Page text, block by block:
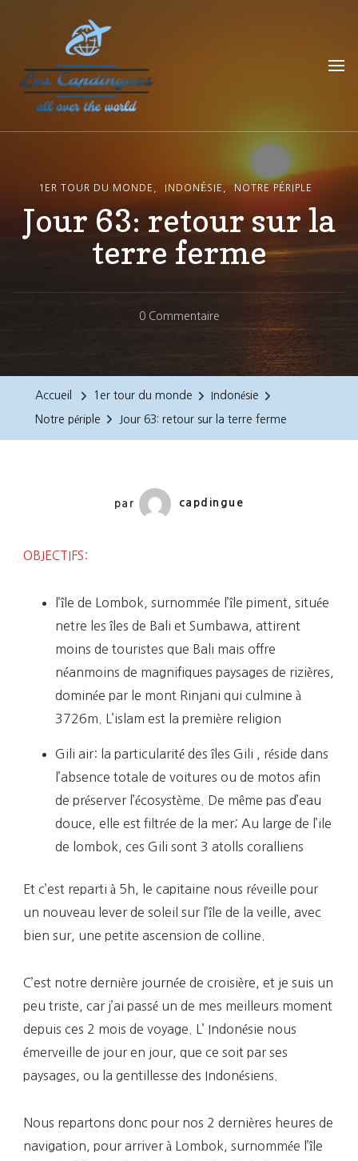
Les Capdingues
blog de voyage
1ER TOUR DU MONDE INDONÉSIE NOTRE PÉRIPLE
Jour 63: retour sur la
terre ferme
0 CommentaireSur
Accueil 1er tour du monde Indonésie
Notre périple Jour 63: retour sur la terre ferme
par capdingue
OBJECTIFS:
l’île de Lombok, surnommée l’île piment, située
netre les îles de Bali et Sumbawa, attirent
moins de touristes que Bali mais offre
néanmoins de magnifiques paysages de rizières,
dominée par le mont Rinjani qui culmine à
3726m. L’islam est la première religion
Gili air: la particularité des îles Gili , réside dans
l’absence totale de voitures ou de motos afin
de préserver l’écosystème. De même pas d’eau
douce, elle est filtrée de la mer; Au large de l’ile
de lombok, ces Gili sont 3 atolls coralliens
Et c’est reparti à 5h, le capitaine nous réveille pour
un nouveau lever de soleil sur l’île de la veille, avec
bien sur, une petite ascension de colline.
C’est notre dernière journée de croisière, et je suis un
peu triste, car j’ai passé un de mes meilleurs moment
depuis ces 2 mois de voyage. L’ Indonésie nous
émerveille de jour en jour, que ce soit par ses
paysages, ou la gentillesse des Indonésiens.
Nous repartons donc pour nos 2 dernières heures de
navigation, pour arriver à Lombok, surnommée l’île